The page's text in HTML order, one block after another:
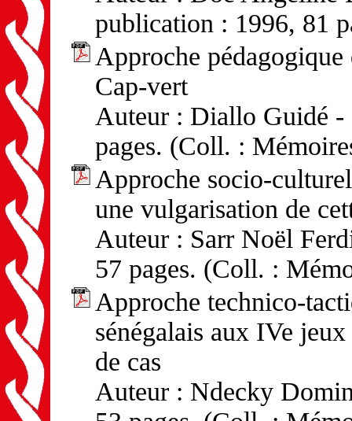
publication : 1996, 81
Approche
Cap-vert
Auteur : Diallo Guidé -
pages. (Coll. :
Approche socio-
une vulgarisation de
Auteur : Sarr Noël
57 pages. (Coll. :
Approche technico-
sénégalais aux IVe
de cas
Auteur : Ndecky